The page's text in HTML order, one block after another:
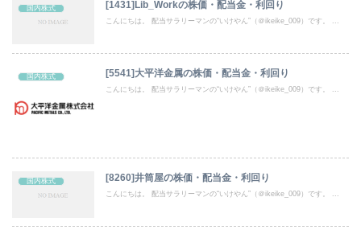
国内株式 [1431]Lib_Workの株価・配当金・利回り
こんにちは。 配当サラリーマンの“いけやん”（＠ikeike_009）です。 ...
国内株式 [5541]大平洋金属の株価・配当金・利回り
こんにちは。 配当サラリーマンの“いけやん”（＠ikeike_009）です。 ...
国内株式 [8260]井筒屋の株価・配当金・利回り
こんにちは。 配当サラリーマンの“いけやん”（＠ikeike_009）です。 ...